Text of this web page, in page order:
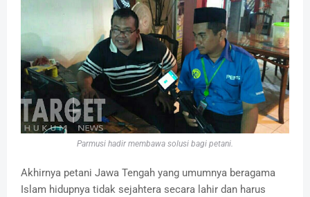
Parmusi hadir membawa solusi bagi petani.
Akhirnya petani Jawa Tengah yang umumnya beragama
Islam hidupnya tidak sejahtera secara lahir dan harus